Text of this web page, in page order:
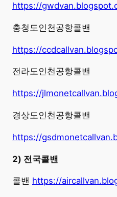
https://
충청도인천공항콜밴
https://
전라도인천공항콜밴
https://
경상도인천공항콜밴
https://
2) 전국콜밴
콜밴 https://